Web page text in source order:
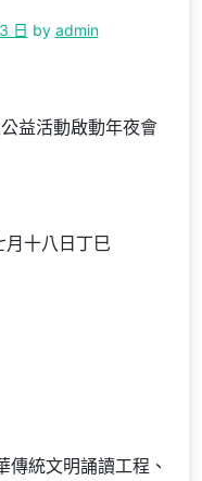
日 by admin
益活動啟動年夜會
月十八日丁巳
統文明誦讀工程、